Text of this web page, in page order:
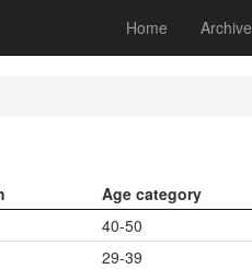
Home Archive
Age category
40-50
29-39